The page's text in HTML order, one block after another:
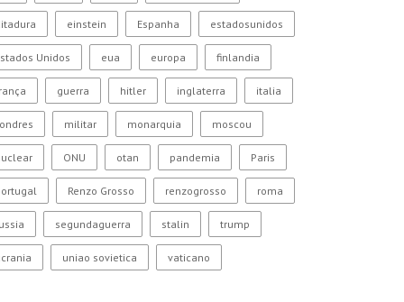
einstein Espanha estadosunidos
Unidos eua europa finlandia
guerra hitler inglaterra italia
militar monarquia moscou
ONU otan pandemia Paris
Renzo Grosso renzogrosso roma
segundaguerra stalin trump
uniao sovietica vaticano